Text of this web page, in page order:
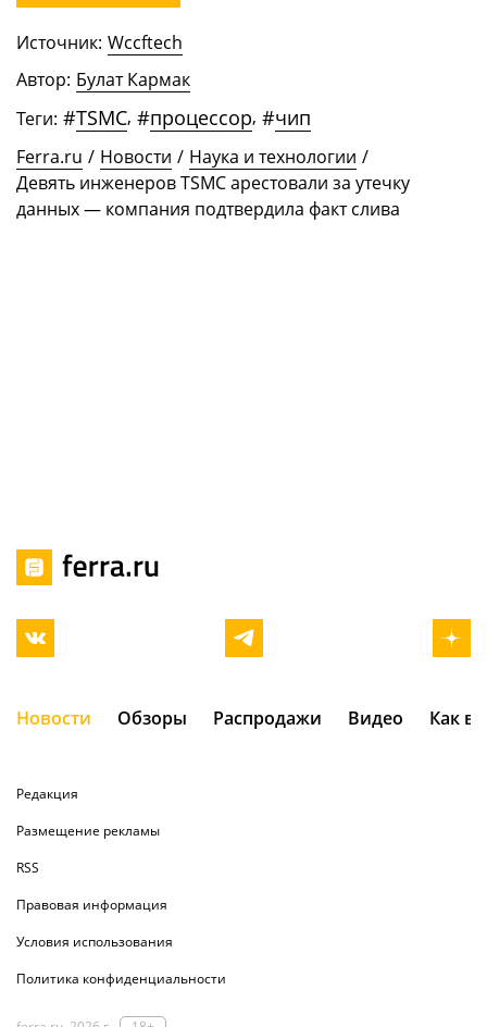
Источник: Wccftech
Автор: Булат Кармак
Теги: #TSMC, #процессор, #чип
Ferra.ru / Новости / Наука и технологии /
Девять инженеров TSMC арестовали за утечку
данных — компания подтвердила факт слива
Новости Обзоры Распродажи Видео Как
Редакция
Размещение рекламы
RSS
Правовая информация
Условия использования
Политика конфиденциальности